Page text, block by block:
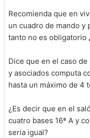
Recomienda que en
un cuadro de mando y
tanto no es obligatorio
Dice que en el caso
y asociados computa
hasta un máximo de 4
¿Es decir que en el
cuatro bases 16ª A y
seria igual?